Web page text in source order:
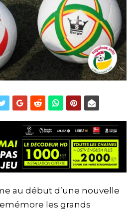
au début d’une nouvelle
les grands